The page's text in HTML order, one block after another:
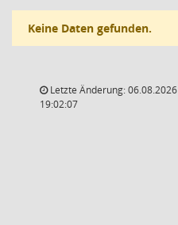
Keine Daten gefunden.
Letzte Änderung: 06.08.2026
19:02:07